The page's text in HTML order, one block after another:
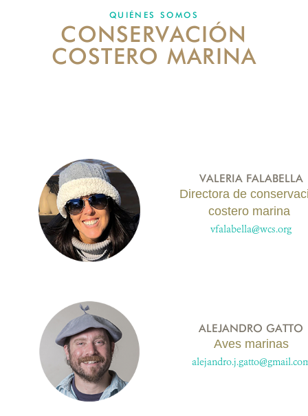
DONA
QUIÉNES SOMOS
CONSERVACIÓN
COSTERO MARINA​
VALERIA FALABELLA
Directora de
costero marina
vfalabella@wcs.org
ALEJANDRO GATTO
Aves marinas